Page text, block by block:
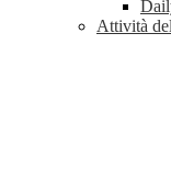
Attività